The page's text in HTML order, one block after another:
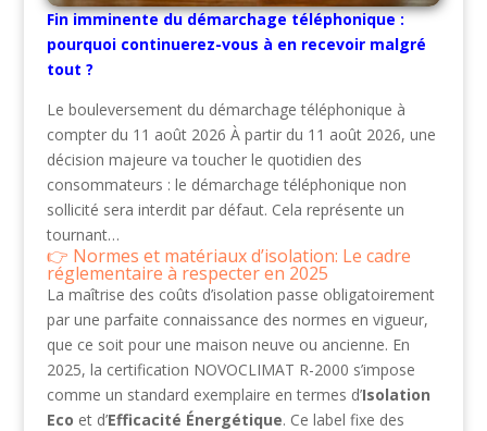
Fin imminente du démarchage téléphonique :
pourquoi continuerez-vous à en recevoir malgré
tout ?
Le bouleversement du démarchage téléphonique à
compter du 11 août 2026 À partir du 11 août 2026, une
décision majeure va toucher le quotidien des
consommateurs : le démarchage téléphonique non
sollicité sera interdit par défaut. Cela représente un
tournant…
Normes et matériaux d’isolation: Le cadre
réglementaire à respecter en 2025
La maîtrise des coûts d’isolation passe obligatoirement
par une parfaite connaissance des normes en vigueur,
que ce soit pour une maison neuve ou ancienne. En
2025, la certification NOVOCLIMAT R-2000 s’impose
comme un standard exemplaire en termes d’Isolation
Eco et d’Efficacité Énergétique. Ce label fixe des